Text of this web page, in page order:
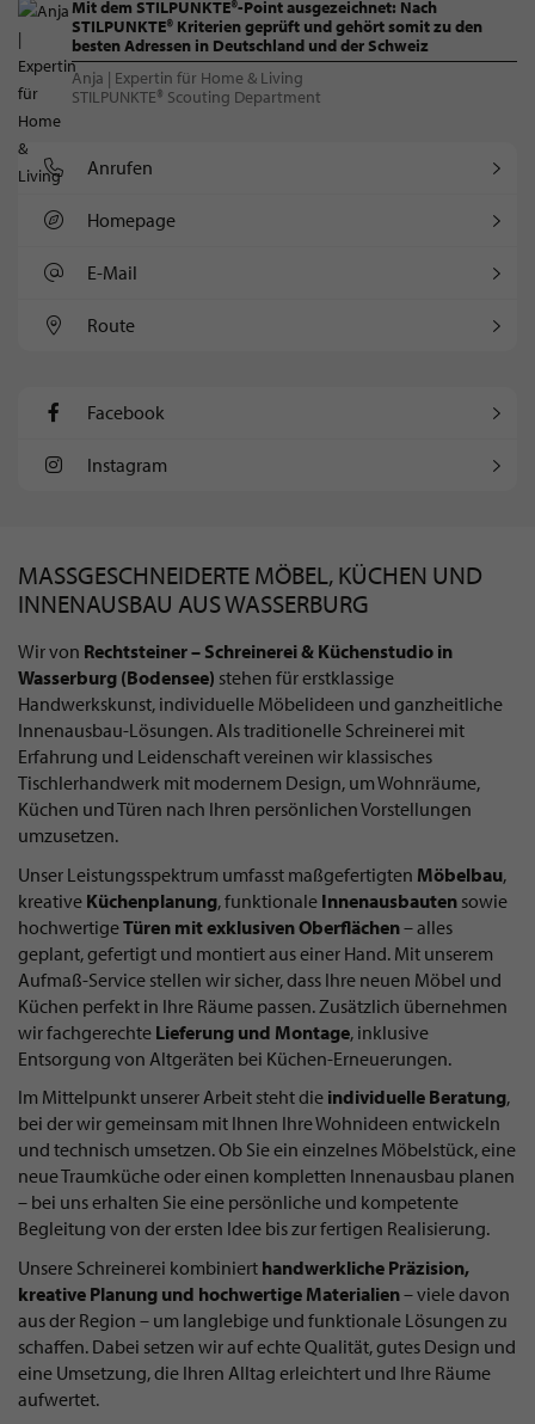
Mit dem STILPUNKTE®-Point ausgezeichnet: Nach
STILPUNKTE® Kriterien geprüft und gehört somit zu den
besten Adressen in Deutschland und der Schweiz
Anja | Expertin für Home & Living
STILPUNKTE® Scouting Department
Anrufen
Homepage
E-Mail
Route
Facebook
Instagram
MASSGESCHNEIDERTE MÖBEL, KÜCHEN UND I
NNENAUSBAU AUS WASSERBURG
Wir von Rechtsteiner – Schreinerei & Küchenstudio in
Wasserburg (Bodensee) stehen für erstklassige
Handwerkskunst, individuelle Möbelideen und ganzheitliche
Innenausbau-Lösungen. Als traditionelle Schreinerei mit
Erfahrung und Leidenschaft vereinen wir klassisches
Tischlerhandwerk mit modernem Design, um Wohnräume,
Küchen und Türen nach Ihren persönlichen Vorstellungen
umzusetzen.
Unser Leistungsspektrum umfasst maßgefertigten Möbelbau,
kreative Küchenplanung, funktionale Innenausbauten sowie
hochwertigeTüren mit exklusiven Oberflächen– alles
geplant, gefertigt und montiert aus einer Hand. Mit unserem
Aufmaß-Service stellen wir sicher, dass Ihre neuen Möbel und
Küchen perfekt in Ihre Räume passen. Zusätzlich übernehmen
wir fachgerechte Lieferung und Montage, inklusive
Entsorgung von Altgeräten bei Küchen-Erneuerungen.
Im Mittelpunkt unserer Arbeit steht die individuelle Beratung,
bei der wir gemeinsam mit Ihnen Ihre Wohnideen entwickeln
und technisch umsetzen. Ob Sie ein einzelnes Möbelstück, eine
neue Traumküche oder einen kompletten Innenausbau planen
– bei uns erhalten Sie eine persönliche und kompetente
Begleitung von der ersten Idee bis zur fertigen Realisierung.
Unsere Schreinerei kombiniert handwerkliche Präzision,
kreative Planung und hochwertige Materialien– viele davon
aus der Region – um langlebige und funktionale Lösungen zu
schaffen. Dabei setzen wir auf echte Qualität, gutes Design und
eine Umsetzung, die Ihren Alltag erleichtert und Ihre Räume
aufwertet.